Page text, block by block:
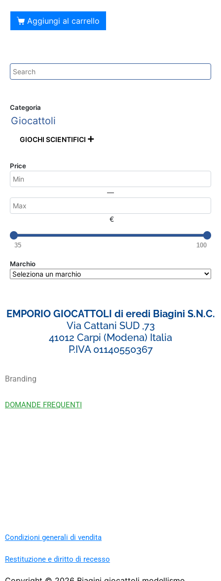
Aggiungi al carrello
Categoria
Giocattoli
GIOCHI SCIENTIFICI 
Price
—
€
35 100
Marchio
EMPORIO GIOCATTOLI di eredi Biagini S.N.C.
Via Cattani SUD ,73
41012 Carpi (Modena) Italia
P.IVA 01140550367
Branding
DOMANDE FREQUENTI
Condizioni generali di vendita
Restituzione e diritto di recesso